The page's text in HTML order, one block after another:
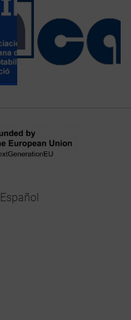
Español